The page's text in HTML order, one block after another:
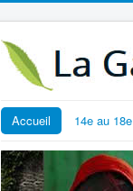
Accueil 14e au